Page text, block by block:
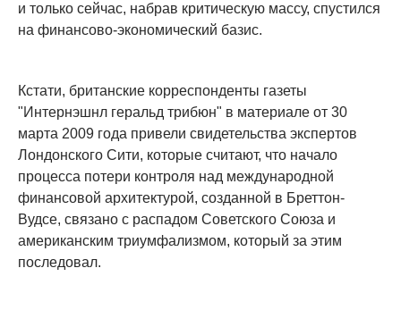
и только сейчас, набрав критическую массу, спустился
на финансово-экономический базис.
Кстати, британские корреспонденты газеты
"Интернэшнл геральд трибюн" в материале от 30
марта 2009 года привели свидетельства экспертов
Лондонского Сити, которые считают, что начало
процесса потери контроля над международной
финансовой архитектурой, созданной в Бреттон-
Вудсе, связано с распадом Советского Союза и
американским триумфализмом, который за этим
последовал.